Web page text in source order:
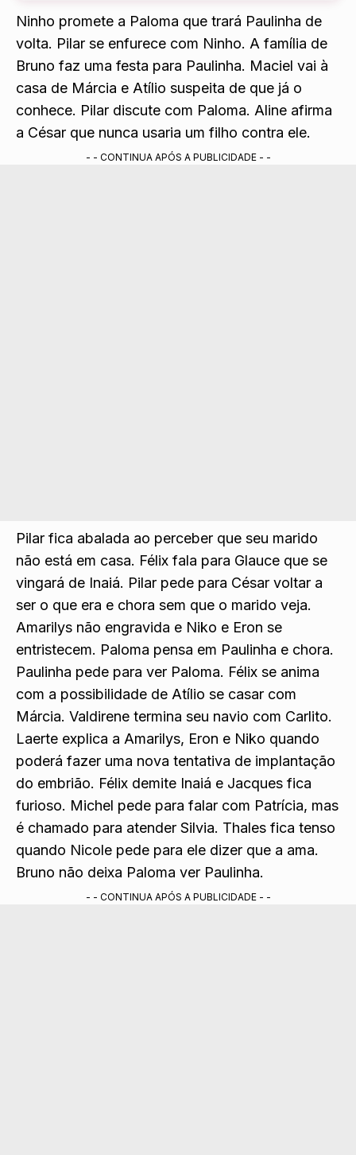
Ninho promete a Paloma que trará Paulinha de
volta. Pilar se enfurece com Ninho. A família de
Bruno faz uma festa para Paulinha. Maciel vai à
casa de Márcia e Atílio suspeita de que já o
conhece. Pilar discute com Paloma. Aline afirma
a César que nunca usaria um filho contra ele.
- - CONTINUA APÓS A PUBLICIDADE - -
Pilar fica abalada ao perceber que seu marido
não está em casa. Félix fala para Glauce que se
vingará de Inaiá. Pilar pede para César voltar a
ser o que era e chora sem que o marido veja.
Amarilys não engravida e Niko e Eron se
entristecem. Paloma pensa em Paulinha e chora.
Paulinha pede para ver Paloma. Félix se anima
com a possibilidade de Atílio se casar com
Márcia. Valdirene termina seu navio com Carlito.
Laerte explica a Amarilys, Eron e Niko quando
poderá fazer uma nova tentativa de implantação
do embrião. Félix demite Inaiá e Jacques fica
furioso. Michel pede para falar com Patrícia, mas
é chamado para atender Silvia. Thales fica tenso
quando Nicole pede para ele dizer que a ama.
Bruno não deixa Paloma ver Paulinha.
- - CONTINUA APÓS A PUBLICIDADE - -